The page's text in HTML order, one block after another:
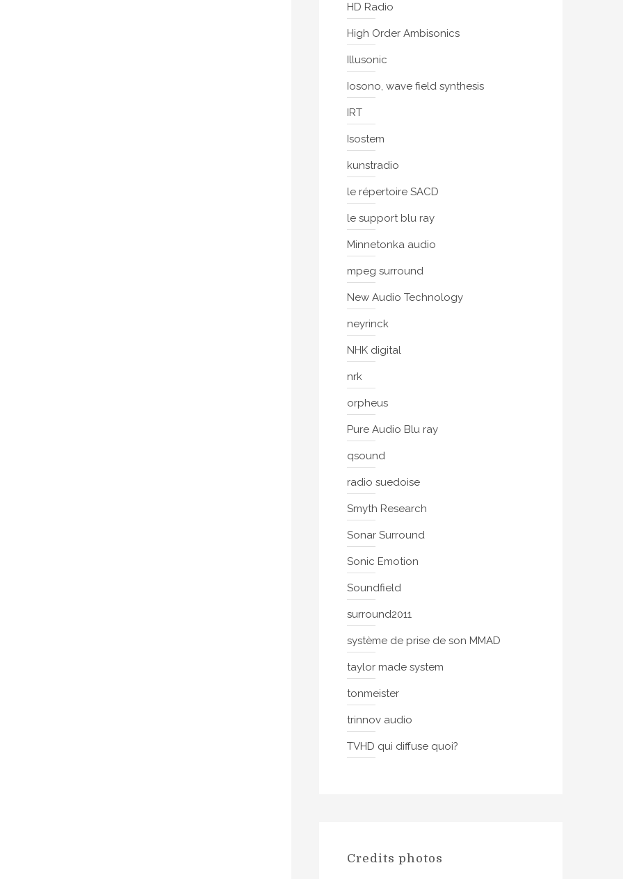
HD Radio
High Order Ambisonics
Illusonic
Iosono, wave field synthesis
IRT
Isostem
kunstradio
le répertoire SACD
le support blu ray
Minnetonka audio
mpeg surround
New Audio Technology
neyrinck
NHK digital
nrk
orpheus
Pure Audio Blu ray
qsound
radio suedoise
Smyth Research
Sonar Surround
Sonic Emotion
Soundfield
surround2011
système de prise de son MMAD
taylor made system
tonmeister
trinnov audio
TVHD qui diffuse quoi?
Credits photos